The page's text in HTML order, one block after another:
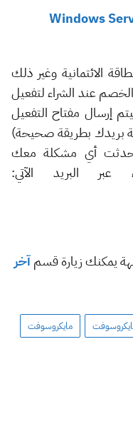
Windows
الائتمانية وغير ذلك
عند الشراء لتفعيل
إرسال مفتاح التفعيل
بريدك بطريقة صحيحة)
حدثت أي مشكلة معك
البريد الآتي:
يمكنك زيارة قسمآخر
مايكروسوفت